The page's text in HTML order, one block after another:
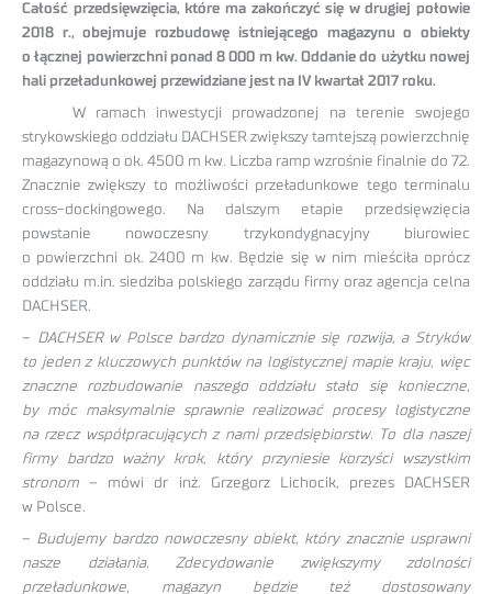
Całość przedsięwzięcia, które ma zakończyć się w drugiej połowie
2018 r., obejmuje rozbudowę istniejącego magazynu o obiekty
o łącznej powierzchni ponad 8 000 m kw. Oddanie do użytku nowej
hali przeładunkowej przewidziane jest na IV kwartał 2017 roku.
W ramach inwestycji prowadzonej na terenie swojego
strykowskiego oddziału DACHSER zwiększy tamtejszą powierzchnię
magazynową o ok. 4500 m kw. Liczba ramp wzrośnie finalnie do 72.
Znacznie zwiększy to możliwości przeładunkowe tego terminalu
cross-dockingowego. Na dalszym etapie przedsięwzięcia
powstanie nowoczesny trzykondygnacyjny biurowiec
o powierzchni ok. 2400 m kw. Będzie się w nim mieściła oprócz
oddziału m.in. siedziba polskiego zarządu firmy oraz agencja celna
DACHSER.
– DACHSER w Polsce bardzo dynamicznie się rozwija, a Stryków
to jeden z kluczowych punktów na logistycznej mapie kraju, więc
znaczne rozbudowanie naszego oddziału stało się konieczne,
by móc maksymalnie sprawnie realizować procesy logistyczne
na rzecz współpracujących z nami przedsiębiorstw. To dla naszej
firmy bardzo ważny krok, który przyniesie korzyści wszystkim
stronom – mówi dr inż. Grzegorz Lichocik, prezes DACHSER
w Polsce.
– Budujemy bardzo nowoczesny obiekt, który znacznie usprawni
nasze działania. Zdecydowanie zwiększymy zdolności
przeładunkowe, magazyn będzie też dostosowany